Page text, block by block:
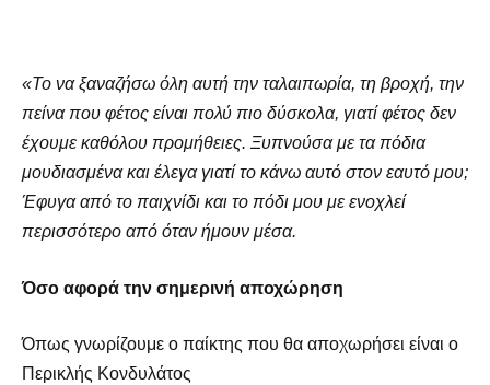
«Το να ξαναζήσω όλη αυτή την ταλαιπωρία, τη βροχή, την
πείνα που φέτος είναι πολύ πιο δύσκολα, γιατί φέτος δεν
έχουμε καθόλου προμήθειες. Ξυπνούσα με τα πόδια
μουδιασμένα και έλεγα γιατί το κάνω αυτό στον εαυτό μου;
Έφυγα από το παιχνίδι και το πόδι μου με ενοχλεί
περισσότερο από όταν ήμουν μέσα.
Όσο αφορά την σημερινή αποχώρηση
Όπως γνωρίζουμε ο παίκτης που θα αποχωρήσει είναι ο
Περικλής Κονδυλάτος